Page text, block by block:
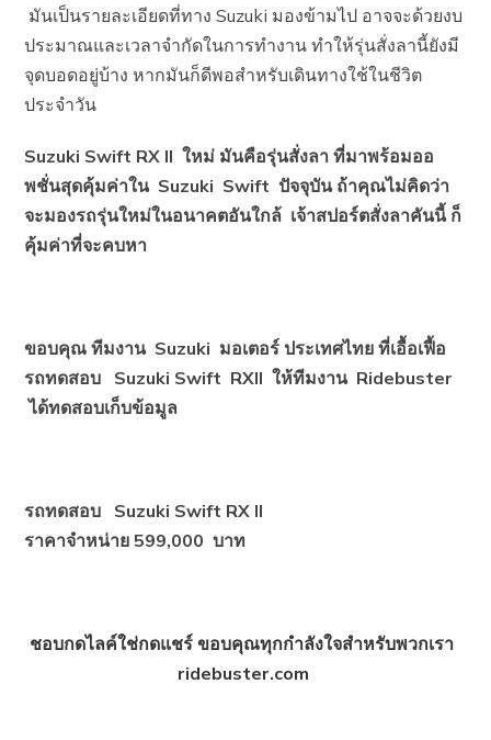
มันเป็นรายละเอียดที่ทาง Suzuki มองข้ามไป อาจจะด้วยงบ
ประมาณและเวลาจำกัดในการทำงาน ทำให้รุ่นสั่งลานี้ยังมี
จุดบอดอยู่บ้าง หากมันก็ดีพอสำหรับเดินทางใช้ในชีวิต
ประจำวัน
Suzuki Swift RX II ใหม่ มันคือรุ่นสั่งลา ที่มาพร้อมออ
พชั่นสุดคุ้มค่าใน Suzuki Swift ปัจจุบัน ถ้าคุณไม่คิดว่า
จะมองรถรุ่นใหม่ในอนาคตอันใกล้ เจ้าสปอร์ตสั่งลาคันนี้ ก็
คุ้มค่าที่จะคบหา
ขอบคุณ ทีมงาน Suzuki มอเตอร์ ประเทศไทย ที่เอื้อเฟื้อ
รถทดสอบ Suzuki Swift RXII ให้ทีมงาน Ridebuster
ได้ทดสอบเก็บข้อมูล
รถทดสอบ Suzuki Swift RX II
ราคาจำหน่าย 599,000 บาท
ชอบกดไลค์ใช่กดแชร์ ขอบคุณทุกกำลังใจสำหรับพวกเรา
ridebuster.com